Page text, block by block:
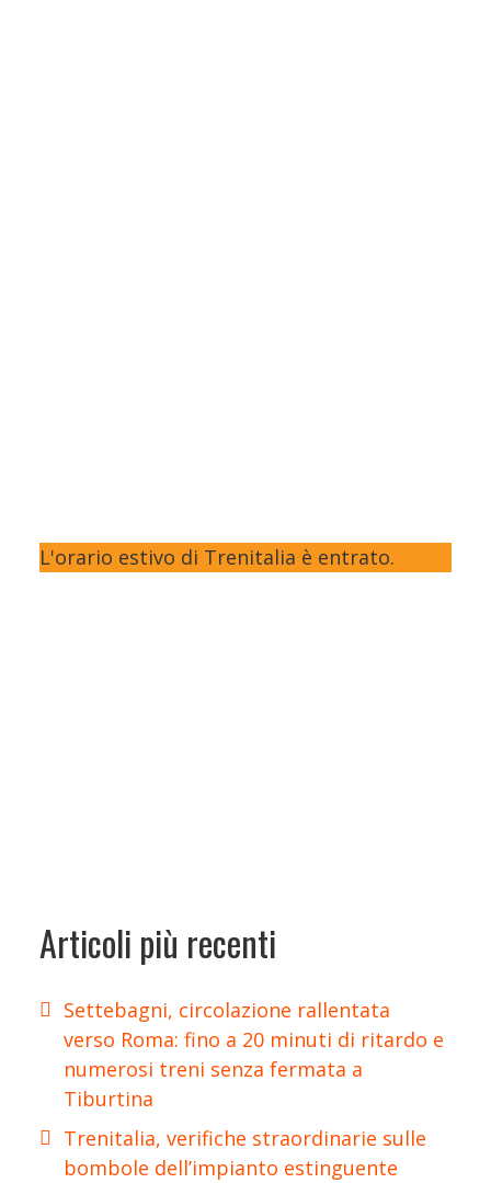
L'orario estivo di Trenitalia è entrato.
Articoli più recenti
Settebagni, circolazione rallentata
verso Roma: fino a 20 minuti di ritardo e
numerosi treni senza fermata a
Tiburtina
Trenitalia, verifiche straordinarie sulle
bombole dell’impianto estinguente